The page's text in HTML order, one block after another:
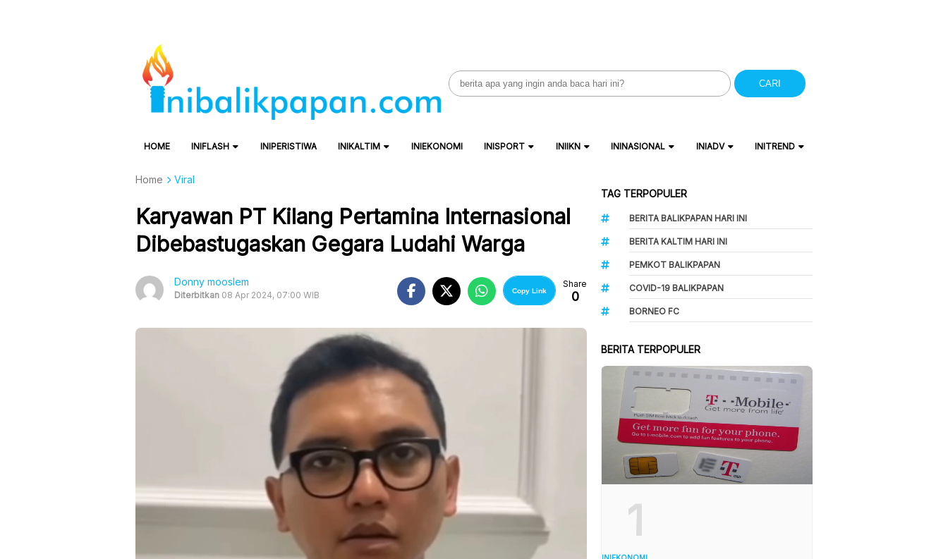
Search
for:
CARI
HOME INIFLASH INIPERISTIWA INIKALTIM INIEKONOMI INISPORT INIIKN ININASIONAL INIADV INITREND
Home Viral
Karyawan PT Kilang Pertamina Internasional
Dibebastugaskan Gegara Ludahi Warga
Donny mooslem
Diterbitkan 08 Apr 2024, 07:00 WIB Copy Link
Share
0
TAG TERPOPULER
BERITA BALIKPAPAN HARI INI
BERITA KALTIM HARI INI
PEMKOT BALIKPAPAN
COVID-19 BALIKPAPAN
BORNEO FC
BERITA TERPOPULER
1